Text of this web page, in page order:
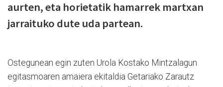
aurten, eta horietatik hamarrek martxan
jarraituko dute uda partean.
Ostegunean egin zuten Urola Kostako Mintzalagun
egitasmoaren amaiera ekitaldia Getariako Zarautz